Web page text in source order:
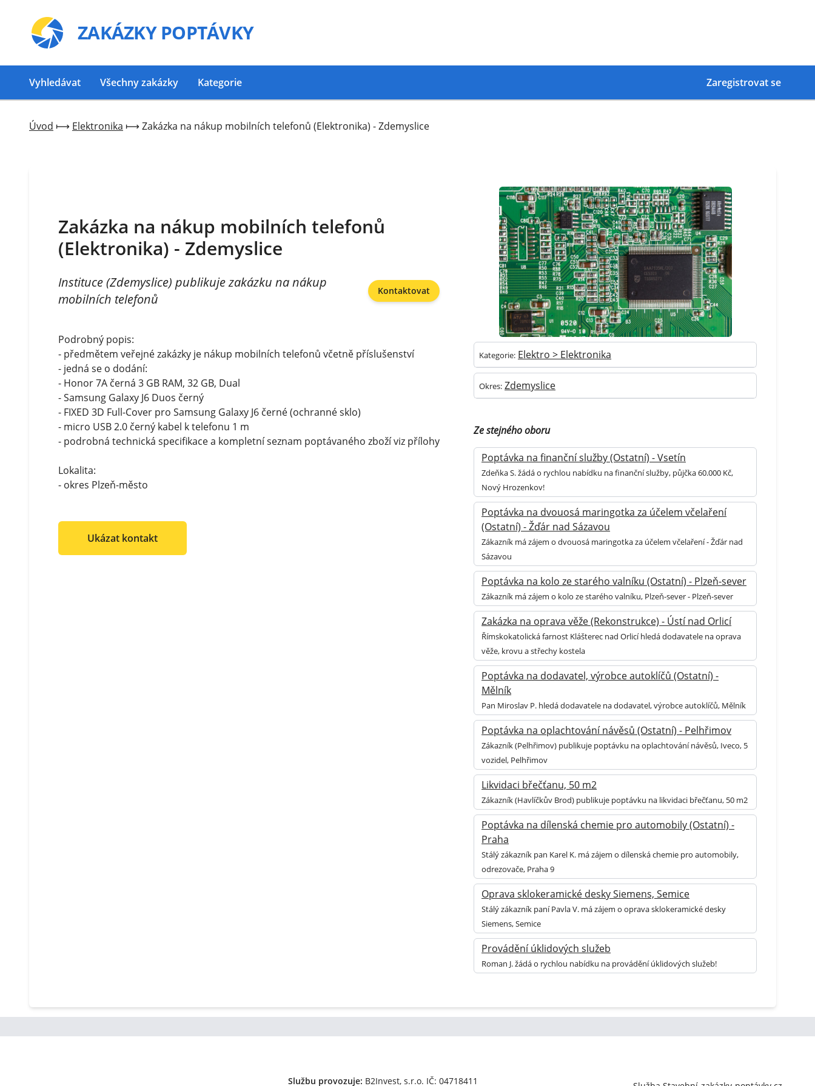
ZAKÁZKY POPTÁVKY
Vyhledávat Všechny zakázky Kategorie Zaregistrovat se
Úvod ⟼ Elektronika ⟼ Zakázka na nákup mobilních telefonů (Elektronika) - Zdemyslice
Zakázka na nákup mobilních telefonů
(Elektronika) - Zdemyslice
Instituce (Zdemyslice) publikuje zakázku na nákup
mobilních telefonů
Kontaktovat
Podrobný popis:
- předmětem veřejné zakázky je nákup mobilních telefonů včetně příslušenství
- jedná se o dodání:
- Honor 7A černá 3 GB RAM, 32 GB, Dual
- Samsung Galaxy J6 Duos černý
- FIXED 3D Full-Cover pro Samsung Galaxy J6 černé (ochranné sklo)
- micro USB 2.0 černý kabel k telefonu 1 m
- podrobná technická specifikace a kompletní seznam poptávaného zboží viz přílohy
Lokalita:
- okres Plzeň-město
Ukázat kontakt
Kategorie: Elektro > Elektronika
Okres: Zdemyslice
Ze stejného oboru
Poptávka na finanční služby (Ostatní) - Vsetín
Zdeňka S. žádá o rychlou nabídku na finanční služby, půjčka 60.000 Kč,
Nový Hrozenkov!
Poptávka na dvouosá maringotka za účelem včelaření
(Ostatní) - Žďár nad Sázavou
Zákazník má zájem o dvouosá maringotka za účelem včelaření - Žďár nad
Sázavou
Poptávka na kolo ze starého valníku (Ostatní) - Plzeň-sever
Zákazník má zájem o kolo ze starého valníku, Plzeň-sever - Plzeň-sever
Zakázka na oprava věže (Rekonstrukce) - Ústí nad Orlicí
Římskokatolická farnost Klášterec nad Orlicí hledá dodavatele na oprava
věže, krovu a střechy kostela
Poptávka na dodavatel, výrobce autoklíčů (Ostatní) -
Mělník
Pan Miroslav P. hledá dodavatele na dodavatel, výrobce autoklíčů, Mělník
Poptávka na oplachtování návěsů (Ostatní) - Pelhřimov
Zákazník (Pelhřimov) publikuje poptávku na oplachtování návěsů, Iveco, 5
vozidel, Pelhřimov
Likvidaci břečťanu, 50 m2
Zákazník (Havlíčkův Brod) publikuje poptávku na likvidaci břečťanu, 50 m2
Poptávka na dílenská chemie pro automobily (Ostatní) -
Praha
Stálý zákazník pan Karel K. má zájem o dílenská chemie pro automobily,
odrezovače, Praha 9
Oprava sklokeramické desky Siemens, Semice
Stálý zákazník paní Pavla V. má zájem o oprava sklokeramické desky
Siemens, Semice
Provádění úklidových služeb
Roman J. žádá o rychlou nabídku na provádění úklidových služeb!
Službu provozuje: B2Invest, s.r.o. IČ: 04718411